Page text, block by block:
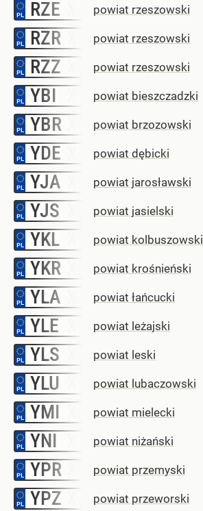
RZE powiat rzeszowski
RZR powiat rzeszowski
RZZ powiat rzeszowski
YBI powiat bieszczadzki
YBR powiat brzozowski
YDE powiat dębicki
YJA powiat jarosławski
YJS powiat jasielski
YKL powiat kolbuszowski
YKR powiat krośnieński
YLA powiat łańcucki
YLE powiat leżajski
YLS powiat leski
YLU powiat lubaczowski
YMI powiat mielecki
YNI powiat niżański
YPR powiat przemyski
YPZ powiat przeworski